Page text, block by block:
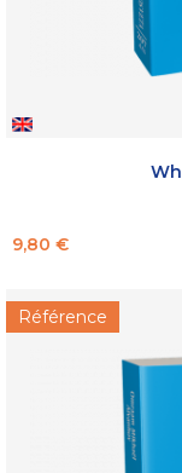
Prix
9,80 €
Référence